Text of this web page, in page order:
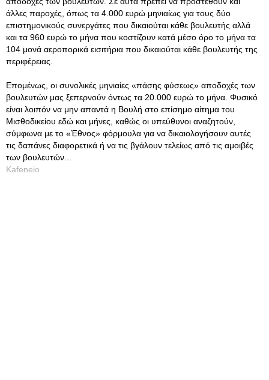
άλλες παροχές, όπως τα 4.000 ευρώ μηνιαίως για τους δύο
επιστημονικούς συνεργάτες που δικαιούται κάθε βουλευτής αλλά
και τα 960 ευρώ το μήνα που κοστίζουν κατά μέσο όρο το μήνα τα
104 μονά αεροπορικά εισιτήρια που δικαιούται κάθε βουλευτής της
περιφέρειας.
Επομένως, οι συνολικές μηνιαίες «πάσης φύσεως» αποδοχές των
βουλευτών μας ξεπερνούν όντως τα 20.000 ευρώ το μήνα. Φυσικό
είναι λοιπόν να μην απαντά η Βουλή στο επίσημο αίτημα του
Μισθοδικείου εδώ και μήνες, καθώς οι υπεύθυνοι αναζητούν,
σύμφωνα με το «Έθνος» φόρμουλα για να δικαιολογήσουν αυτές
τις δαπάνες διαφορετικά ή να τις βγάλουν τελείως από τις αμοιβές
των βουλευτών...
Kafeneio